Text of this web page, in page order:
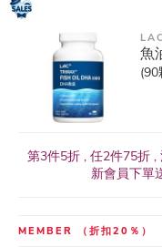
魚
(90
第3件5折 , 任2件75折
新會員下單
MEMBER （折扣20％）